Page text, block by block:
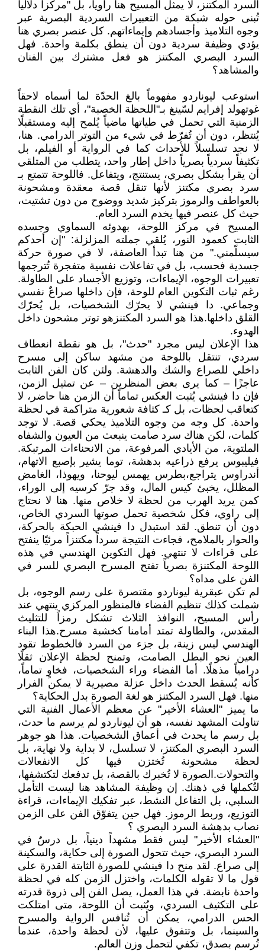
السرد المكتنز، لا يمثل المسيح هنا راوياً، بل "مركزاً دلالياً
تُبنى حوله شبكة من التعبيرات السردية البصرية عبر
وجوه التلاميذ وأجسادهم وإيماءاتهم. كل عنصر بصري هنا
يؤدي وظيفة سردية دون أن ينطق بكلمة واحدة. فهل
السرد البصري المكتنز هو فعل مشترك بين الفنان
والمشاهد؟
استوعب ليوناردو مفهوماً بالغ الحدّة لما أسماه لاحقاً
غوتهولد إفرايم لسّينغ بـ"اللحظة الخصبة"، أي تلك النقطة
الزمنية التي تحمل في طياتها ماضياً يُلمح إليه ومستقبلًا
يُنتظر، دون أن تُفرّط في شيء من التوتر الدرامي. هنا،
لا نجد تسلسلاً للأحداث كما في الرواية أو الفيلم، بل
تكثيفاً سردياً بصرياً داخل إطار واحد، يتطلب من المتلقي
أن يقرأ بشكل بصري، يستنتج، ويتفاعل. فاللوحة تتمتع بـ
سرد بصري مكتنز لأنها تنقل قصة معقدة ومشحونة
بالعواطف والرموز بتركيز شديد ووضوح من دون تشتيت،
حيث كل عنصر فيها يخدم السرد العام.
المسيح في مركز اللوحة، بهدوئه السماوي وجسده
الثابت كعمود النور، يُلقي جملته المزلزلة: "إن أحدكم
سيسلّمني." من هنا تبدأ العاصفة، لا في صورة حركة
جسدية فحسب، بل في تفاعلات نفسية متفجرة تُترجمها
تعبيرات الوجوه، الإيماءات، وتوزيع الأجساد على الطاولة.
رغم ثبات التكوين العام للوحة، فإن داخلها صراعٌ نفسي
وجماعي. دا فينشي لا يحرّك الشخصيات، بل يُحرّك
القلق داخلها.هذا هو السرد المكتنزهو توتر مشحون داخل
الهدوء.
هذا الإعلان ليس مجرد "حدث"، بل هو نقطة انعطاف
سردي، تنتقل باللوحة من مشهد ساكن إلى مسرح
داخلي للصراع والشك والدهشة. ولئن كان الفن الثابت
عاجزًا – كما يرى بعض المنظرين – عن تمثيل الزمن،
فإن دا فينشي يُثبت العكس تماماً أن الزمن هنا حاضر، لا
كتعاقب لحظات، بل كـ كثافة شعورية متراكمة في لحظة
واحدة. كل وجه من وجوه التلاميذ يحكي قصة. لا توجد
كلمات، لكن هناك سرد صامت ينبعث من العيون والشفاه
الملتوية، من الأيادي المرفوعة، من الانحناءات المرتبكة.
فيليبوس يرفع ذراعيه بدهشة، توما يشير بإصبع الاتهام،
أندراوس يتراجع،بطرس يهمس ليوحنا، ويهوذا، الغامض
المظلل، يخبئ كيس المال، وقد جرّ كرسيه إلى الوراء،
كمن يريد الهرب من لحظة لا خلاص منها. هنا لا نحتاج
إلى راوي، فكل شخصية تحمل صوتها السردي الخاص،
دون أن تنطق. لقد استبدل دا فينشي الحبكة بالحركة،
والحوار بالملامح، فجاءت النتيجة سرداً مكتنزاً مرئيًا ينفتح
على قراءات لا تنتهي. فهل التكوين الهندسي في هذه
اللوحة المكتنزة بصرياً تفتح المسرح البصري للسر في
الفن على مداه؟
لم تكن عبقرية ليوناردو مقتصرة على رسم الوجوه، بل
شملت كذلك تنظيم الفضاء فالمنظور المركزي ينتهي عند
رأس المسيح، النوافذ الثلاث تشكل رمزاً للتثليث
المقدس، والطاولة تمتد أمامنا كخشبة مسرح.هذا البناء
الهندسي ليس زينة، بل جزء من السرد فالخطوط تقود
العين نحو البطل الصامت، وتمنح لحظة الإعلان ثقلًا
درامياً مذهلًا. أما الفضاء وراء الشخصيات، فخاوٍ تماماً،
كأنه يُسقط الحدث داخل عزلة مصيرية لا يمكن الفرار
منها. فهل السرد المكتنز هو لغة الصورة بدل الحكاية؟
ما يميز "العشاء الأخير" عن معظم الأعمال الفنية التي
تناولت المشهد نفسه، هو أن ليوناردو لم يرسم ما حدث،
بل رسم ما يحدث في أعماق الشخصيات. هذا هو جوهر
السرد البصري المكتنز، لا تسلسل، لا بداية ولا نهاية، بل
لحظة مشحونة تُختزن فيها كل الانفعالات
والتحولات.الصورة لا تُخبرك بالقصة، بل تدفعك لتكتشفها،
لتُكملها في ذهنك. إن وظيفة المشاهد هنا ليست التأمل
السلبي، بل التفاعل النشط، عبر تفكيك الإيماءات، قراءة
التوزيع، وربط الرموز. فهل حين يتفوّق الفن على الزمن
نصاب بدهشة السرد البصري ؟
"العشاء الأخير" ليس فقط مشهداً دينياً، بل درسٌ في
السرد البصري، حيث تتحول الصورة إلى حكاية، والسكينة
إلى صراع. لقد منح دا فينشي للصورة الثابتة القدرة على
قول ما لا تقوله الكلمات، واختزل الزمن كله في لحظة
واحدة نابضة. في هذا العمل، يصل الفن إلى ذروة قدرته
على التكثيف السردي، ويُثبت أن اللوحة، متى امتلكت
الحس الدرامي، يمكن أن تُنافس الرواية والمسرح
والسينما، بل وتتفوق عليها، لأن لحظة واحدة، عندما
تُرسم بصدق، تكفي لتحمل وزن العالم.